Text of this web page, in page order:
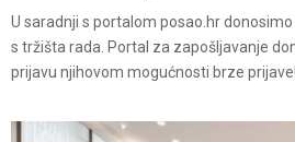
U saradnji s portalom posao.hr
s tržišta rada. Portal za zapošljavanje
prijavu njihovom mogućnosti brze prijave!